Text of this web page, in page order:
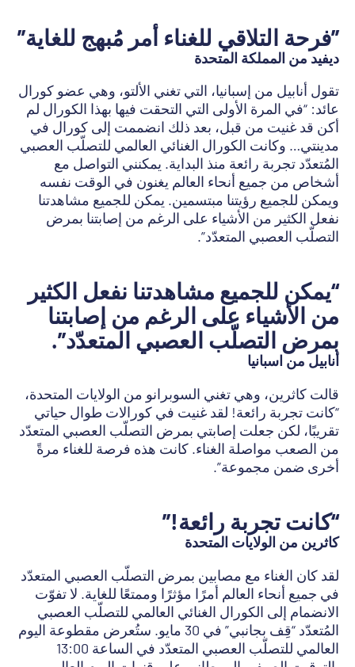
ديفيد من المملكة المتحدة
تقول أنابيل من إسبانيا، التي تغني الألتو، وهي عضو كورال
عائد: “في المرة الأولى التي التحقت فيها بهذا الكورال لم
أكن قد غنيت من قبل، بعد ذلك انضممت إلى كورال في
مدينتي… وكانت الكورال الغنائي العالمي للتصلّب العصبي
المُتعدّد تجربة رائعة منذ البداية. يمكنني التواصل مع
أشخاص من جميع أنحاء العالم يغنون في الوقت نفسه
ويمكن للجميع رؤيتنا مبتسمين. يمكن للجميع مشاهدتنا
نفعل الكثير من الأشياء على الرغم من إصابتنا بمرض
التصلّب العصبي المتعدّد”.
“يمكن للجميع مشاهدتنا نفعل الكثير
من الأشياء على الرغم من إصابتنا
بمرض التصلّب العصبي المتعدّد”.
أنابيل من اسبانيا
قالت كاثرين، وهي تغني السوبرانو من الولايات المتحدة،
“كانت تجربة رائعة! لقد غنيت في كورالات طوال حياتي
تقريبًا، لكن جعلت إصابتي بمرض التصلّب العصبي المتعدّد
من الصعب مواصلة الغناء. كانت هذه فرصة للغناء مرةً
أخرى ضمن مجموعة”.
“كانت تجربة رائعة!”
كاثرين من الولايات المتحدة
لقد كان الغناء مع مصابين بمرض التصلّب العصبي المتعدّد
في جميع أنحاء العالم أمرًا مؤثرًا وممتعًا للغاية. لا تفوّت
الانضمام إلى الكورال الغنائي العالمي للتصلّب العصبي
المُتعدّد “قِف بجانبي” في 30 مايو. ستُعرض مقطوعة اليوم
العالمي للتصلّب العصبي المتعدّد في الساعة 13:00